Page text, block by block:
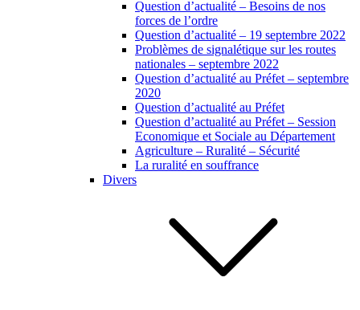
Question d’actualité – Besoins de nos
forces de l’ordre
Question d’actualité – 19 septembre 2022
Problèmes de signalétique sur les routes
nationales – septembre 2022
Question d’actualité au Préfet – septembre
2020
Question d’actualité au Préfet
Question d’actualité au Préfet – Session
Economique et Sociale au Département
Agriculture – Ruralité – Sécurité
La ruralité en souffrance
Divers